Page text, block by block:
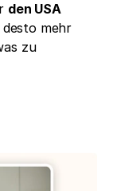
den USA
werden Ihre Kunden sein, was zu